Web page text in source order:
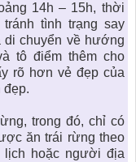
14h – 15h, thời
tình trạng say
chuyển về hướng
tô điểm thêm cho
rõ hơn vẻ đẹp của
đẹp.
trong đó, chỉ có
ăn trái rừng theo
hoặc người địa